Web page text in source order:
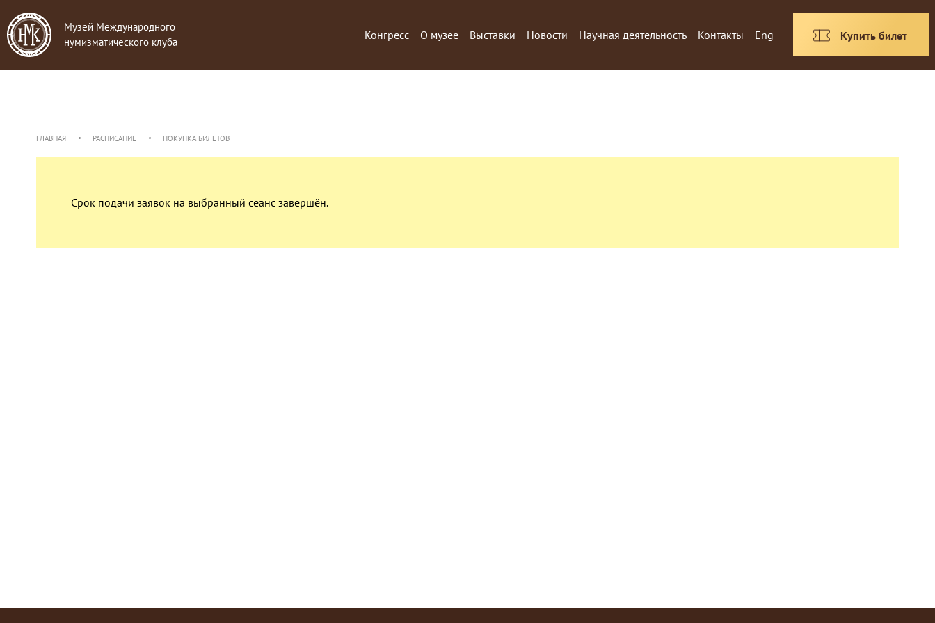
Музей Международного
нумизматического клуба
Конгресс О музее Выставки Новости Научная деятельность Контакты Eng Купить билет
ГЛАВНАЯ РАСПИСАНИЕ ПОКУПКА БИЛЕТОВ
Срок подачи заявок на выбранный сеанс завершён.